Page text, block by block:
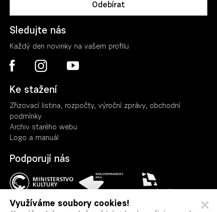
Sledujte nás
Každý den novinky na vašem profilu
Ke stažení
Zřizovací listina, rozpočty, výroční zprávy, obchodní
podmínky
Archiv starého webu
Logo a manuál
Podporují nás
Využíváme soubory cookies!